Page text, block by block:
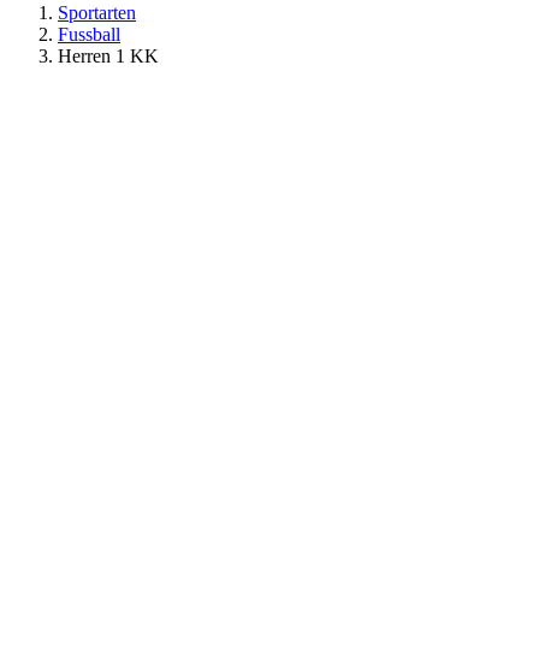
Sportarten
Fussball
Herren 1 KK